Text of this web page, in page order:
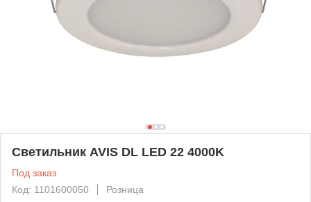
Светильник AVIS DL LED 22 4000K
Под заказ
Код: 1101600050
Розница